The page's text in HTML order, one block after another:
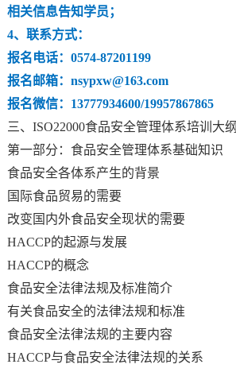
相关信息告知学员；
4、联系方式：
报名电话：0574-87201199
报名邮箱：nsypxw@163.com
报名微信：13777934600/19957867865
三、ISO22000食品安全管理体系培训大纲
第一部分：食品安全管理体系基础知识
食品安全各体系产生的背景
国际食品贸易的需要
改变国内外食品安全现状的需要
HACCP的起源与发展
HACCP的概念
食品安全法律法规及标准简介
有关食品安全的法律法规和标准
食品安全法律法规的主要内容
HACCP与食品安全法律法规的关系